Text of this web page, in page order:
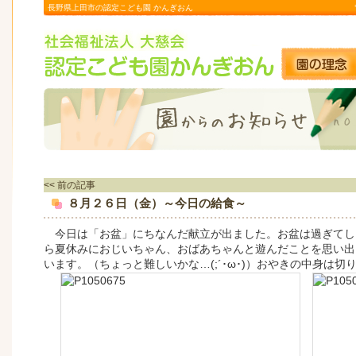
長野県上田市の認定こども園 かんぎおん
<< 前の記事
８月２６日（金）～今日の給食～
今日は「お盆」にちなんだ献立が出ました。お盆は過ぎて
ら夏休みにおじいちゃん、おばあちゃんと遊んだことを思い
います。（ちょっと難しいかな…(;´･ω･)）おやきの中身は切